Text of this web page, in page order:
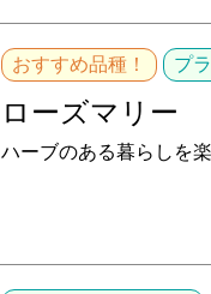
おすすめ品種！ プ
ローズマリー
ハーブのある暮らしを